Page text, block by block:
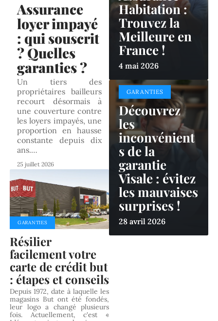
Assurance
loyer impayé
: qui souscrit
? Quelles
garanties ?
Un tiers des
propriétaires bailleurs
recourt désormais à
une couverture contre
les loyers impayés, une
proportion en hausse
constante depuis dix
ans.…
25 juillet 2026
GARANTIES
Résilier
facilement votre
carte de crédit but
: étapes et conseils
Depuis 1972, date à laquelle les
magasins But ont été fondés,
leur logo a changé plusieurs
fois. Actuellement, c'est «
Habitation :
Trouvez la
Meilleure en
France !
4 mai 2026
GARANTIES
Découvrez
les
inconvénient
s de la
garantie
Visale : évitez
les mauvaises
surprises !
28 avril 2026